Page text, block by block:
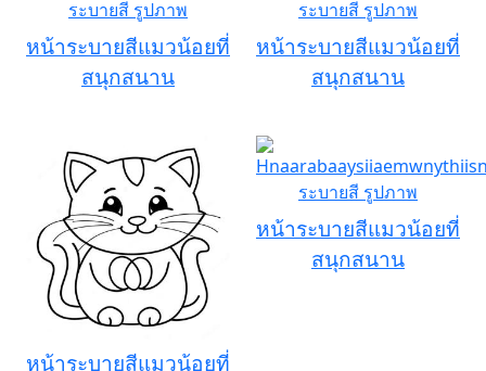
หน้าระบายสีแมวน้อยที่
สนุกสนาน
หน้าระบายสีแมวน้อยที่
สนุกสนาน
หน้าระบายสีแมวน้อยที่
หน้าระบายสีแมวน้อยที่
สนุกสนาน